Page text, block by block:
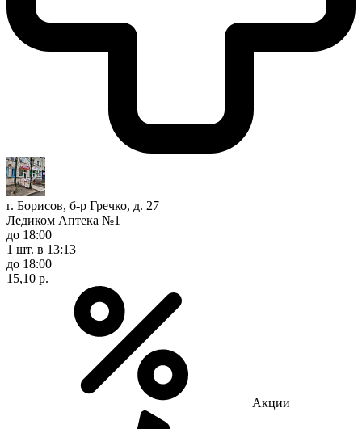
г. Борисов, б-р Гречко, д. 27
Ледиком Аптека №1
до 18:00
1 шт. в 13:13
до 18:00
15,10 р.
Акции